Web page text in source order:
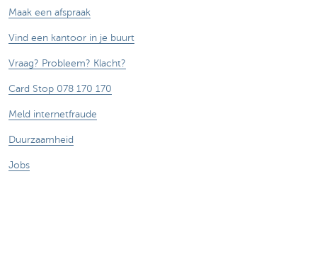
Maak een afspraak
Vind een kantoor in je buurt
Vraag? Probleem? Klacht?
Card Stop 078 170 170
Meld internetfraude
Duurzaamheid
Jobs